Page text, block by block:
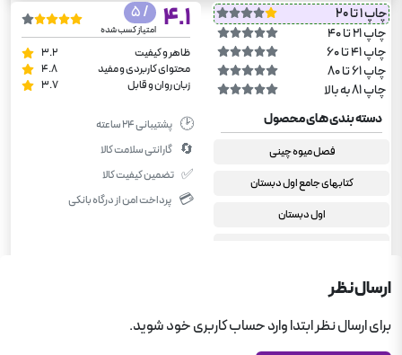
چاپ 1 تا 20
چاپ 21 تا 40
چاپ 41 تا 60
چاپ 61 تا 80
چاپ 81 به بالا
4.1
/ 5
امتیاز کسب شده
ظاهر و کیفیت
3.2
محتوای کاربردی و مفید
4.8
زبان روان و قابل
3.7
دسته بندی های محصول
فصل میوه چینی
کتابهای جامع اول دبستان
اول دبستان
🕑 پشتیبانی ۲۴ ساعته
🔄 گارانتی سلامت کالا
✅ تضمین کیفیت کالا
💳 پرداخت امن از درگاه بانکی
ارسال نظر
برای ارسال نظر ابتدا وارد حساب کاربری خود شوید.